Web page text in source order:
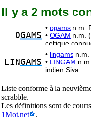
Il y a 2 mots
OGAMS
• ogams n.m.
• OGAM n.m.
celtique
LINGAMS
• lingams n.m.
• LINGAM
indien Siva.
Liste conforme à la
scrabble.
Les définitions sont de
1Mot.net
.